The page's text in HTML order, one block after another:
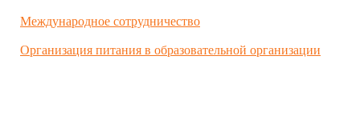
Международное сотрудничество
Организация питания в образовательной организации